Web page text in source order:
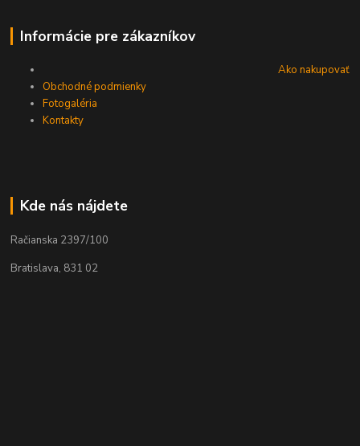
Informácie pre zákazníkov
Ako nakupovať
Obchodné podmienky
Fotogaléria
Kontakty
Kde nás nájdete
Račianska 2397/100
Bratislava, 831 02